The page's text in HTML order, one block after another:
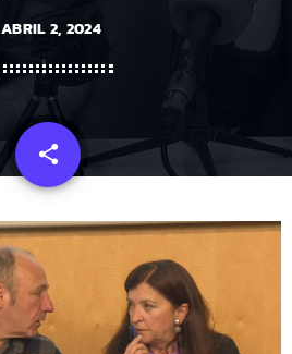
ABRIL 2, 2024
share
email